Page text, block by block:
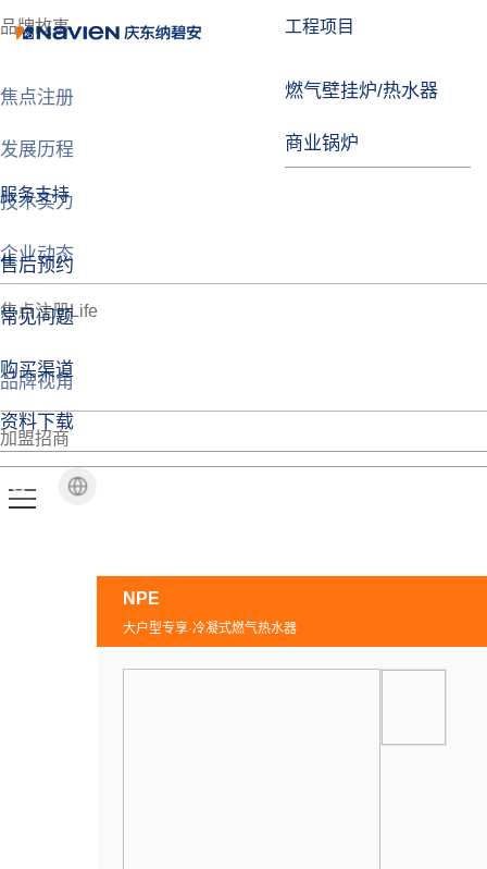
工程项目
燃气壁挂炉/热水器
商业锅炉
服务支持
售后预约
常见问题
购买渠道
资料下载
品牌故事
焦点注册
发展历程
技术实力
企业动态
焦点注册Life
品牌视角
加盟招商
NPE
大户型专享·冷凝式燃气热水器